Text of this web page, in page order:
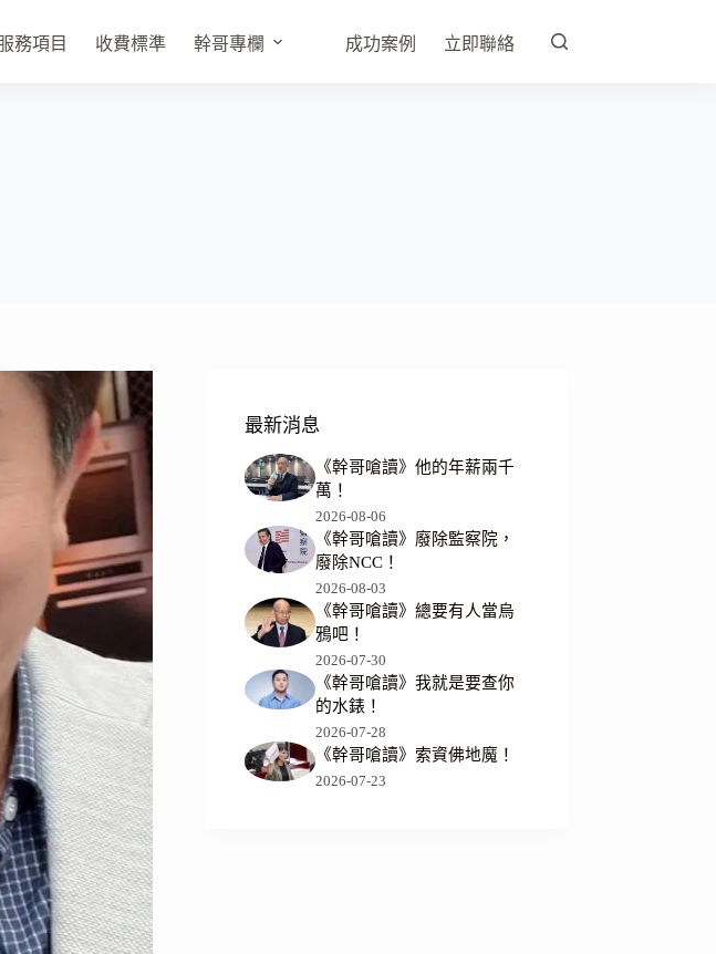
務項目 收費標準 幹哥專欄 成功案例 立即聯絡
最新消息
《幹哥嗆讀》他的年薪兩千
萬！
2026-08-06
《幹哥嗆讀》廢除監察院，
廢除NCC！
2026-08-03
《幹哥嗆讀》總要有人當烏
鴉吧！
2026-07-30
《幹哥嗆讀》我就是要查你
的水錶！
2026-07-28
《幹哥嗆讀》索資佛地魔！
2026-07-23